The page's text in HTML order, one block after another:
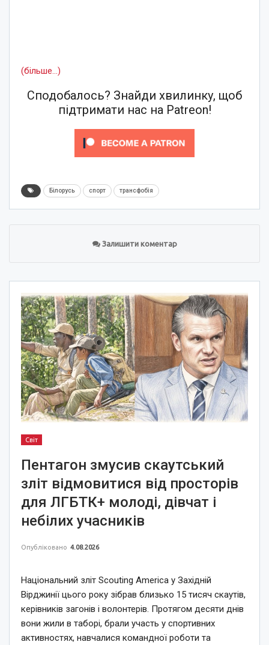
(більше…)
Сподобалось? Знайди хвилинку, щоб
підтримати нас на Patreon!
Білорусь спорт трансфобія
Залишити коментар
Світ
Пентагон змусив скаутський
зліт відмовитися від просторів
для ЛГБТК+ молоді, дівчат і
небілих учасників
Опубліковано 4.08.2026
Національний зліт Scouting America у Західній
Вірджинії цього року зібрав близько 15 тисяч скаутів,
керівників загонів і волонтерів. Протягом десяти днів
вони жили в таборі, брали участь у спортивних
активностях, навчалися командної роботи та